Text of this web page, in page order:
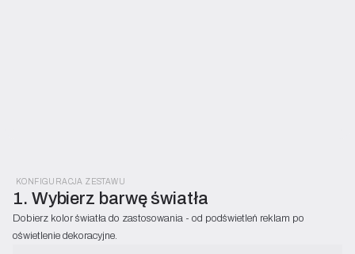
KONFIGURACJA ZESTAWU
1. Wybierz barwę światła
Dobierz kolor światła do zastosowania - od podświetleń reklam po
oświetlenie dekoracyjne.